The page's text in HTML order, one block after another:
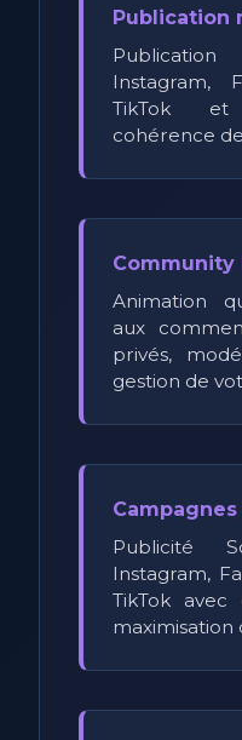
Publication
Instagram,
TikTok et
cohérence
Community
Animation
aux
privés,
gestion de
Publicité
Instagram,
TikTok
maximisation